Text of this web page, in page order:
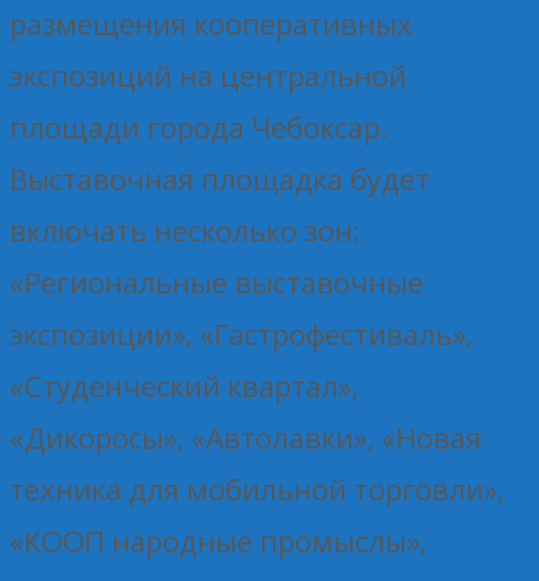
размещения кооперативных
экспозиций на центральной
площади города Чебоксар.
Выставочная площадка будет
включать несколько зон:
«Региональные выставочные
экспозиции», «Гастрофестиваль»,
«Студенческий квартал»,
«Дикоросы», «Автолавки», «Новая
техника для мобильной торговли»,
«КООП народные промыслы»,